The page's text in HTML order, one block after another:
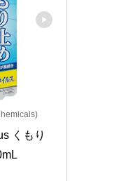
くもり